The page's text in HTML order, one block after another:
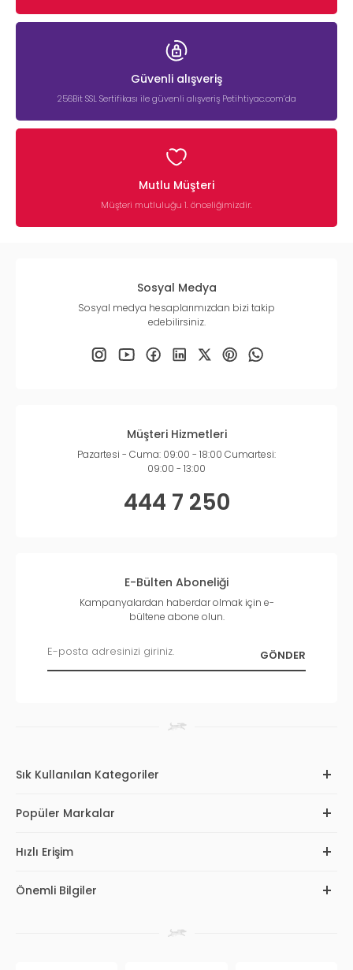
Güvenli alışveriş
256Bit SSL Sertifikası ile güvenli alışveriş Petihtiyac.com’da
Mutlu Müşteri
Müşteri mutluluğu 1. önceliğimizdir.
Sosyal Medya
Sosyal medya hesaplarımızdan bizi takip
edebilirsiniz.
Müşteri Hizmetleri
Pazartesi - Cuma: 09:00 - 18:00 Cumartesi:
09:00 - 13:00
444 7 250
E-Bülten Aboneliği
Kampanyalardan haberdar olmak için e-
bültene abone olun.
Sık Kullanılan Kategoriler
Popüler Markalar
Hızlı Erişim
Önemli Bilgiler